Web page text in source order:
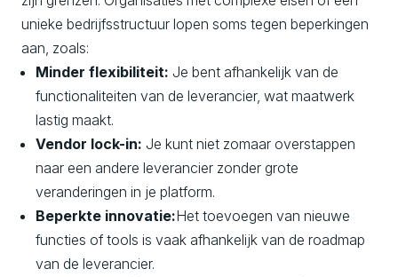
unieke bedrijfsstructuur lopen soms tegen beperkingen
aan, zoals:
Minder flexibiliteit: Je bent afhankelijk van de
functionaliteiten van de leverancier, wat maatwerk
lastig maakt.
Vendor lock-in: Je kunt niet zomaar overstappen
naar een andere leverancier zonder grote
veranderingen in je platform.
Beperkte innovatie:Het toevoegen van nieuwe
functies of tools is vaak afhankelijk van de roadmap
van de leverancier.